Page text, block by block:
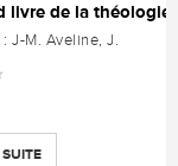
J-M. Aveline, J.